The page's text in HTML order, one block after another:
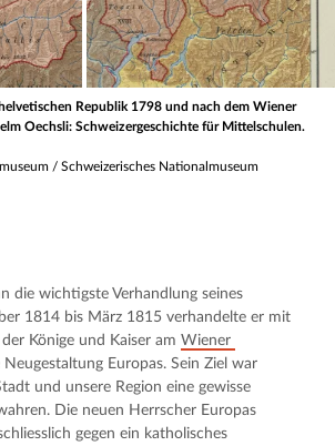
Republik 1798 und nach dem Wiener
Oechsli: Schweizergeschichte für Mittelschulen.
/ Schweizerisches Nationalmuseum
die wichtigste Verhandlung seines
1814 bis März 1815 verhandelte er mit
Könige und Kaiser am Wiener
Neugestaltung Europas. Sein Ziel war
und unsere Region eine gewisse
Die neuen Herrscher Europas
gegen ein katholisches